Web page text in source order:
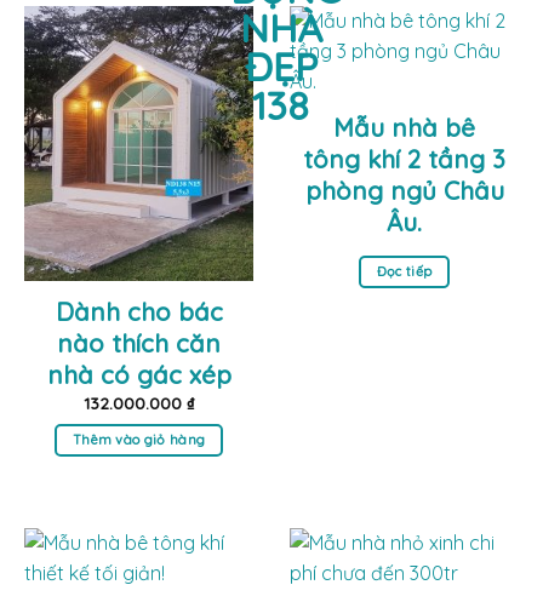
Dành cho bác
nào thích căn
nhà có gác xép
132.000.000 ₫
Thêm vào giỏ hàng
Mẫu nhà bê
tông khí 2 tầng 3
phòng ngủ Châu
Âu.
Đọc tiếp